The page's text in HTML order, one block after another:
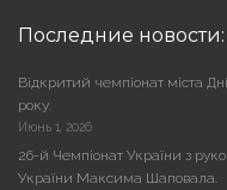
Последние новости:
Відкритий чемпіонат міста
року.
Июнь 1, 2026
26-й Чемпіонат України з
України Максима Шаповала.